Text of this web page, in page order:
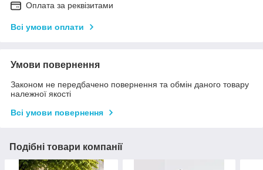
Оплата за реквізитами
Всі умови оплати
Умови повернення
Законом не передбачено повернення та обмін даного товару
належної якості
Всі умови повернення
Подібні товари компанії